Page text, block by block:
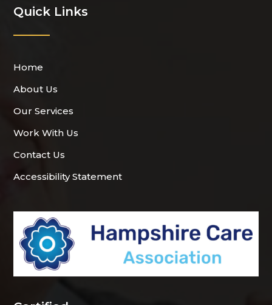
Quick Links
Home
About Us
Our Services
Work With Us
Contact Us
Accessibility Statement